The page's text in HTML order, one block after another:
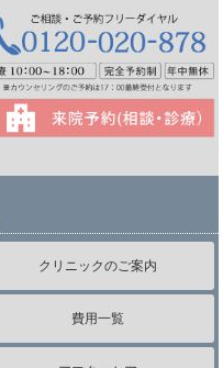
クリニックのご案内
費用一覧